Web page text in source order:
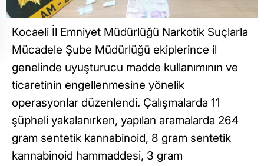
Kocaeli İl Emniyet Müdürlüğü Narkotik Suçlarla
Mücadele Şube Müdürlüğü ekiplerince il
genelinde uyuşturucu madde kullanımının ve
ticaretinin engellenmesine yönelik
operasyonlar düzenlendi. Çalışmalarda 11
şüpheli yakalanırken, yapılan aramalarda 264
gram sentetik kannabinoid, 8 gram sentetik
kannabinoid hammaddesi, 3 gram